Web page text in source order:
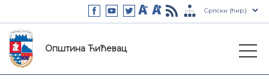
Општина Ћићевац